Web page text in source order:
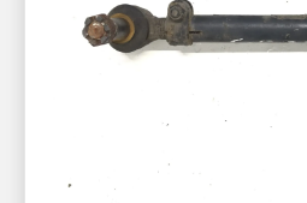
STUURSTANG 2E VOORAS